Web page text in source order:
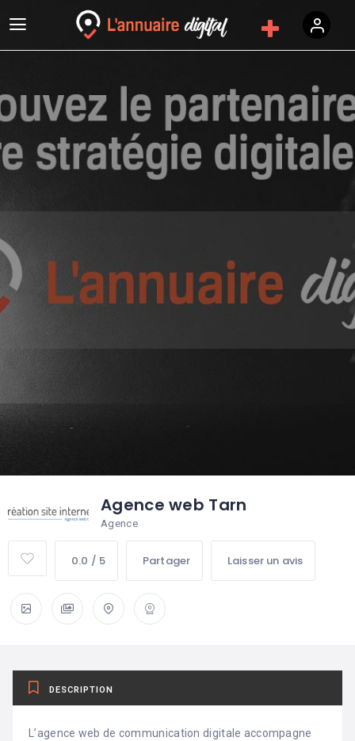
Agence web Tarn
Agence
0.0 / 5 Partager Laisser un avis
DESCRIPTION
L’agence web de communication digitale accompagne